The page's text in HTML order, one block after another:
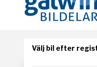
Välj bil efter